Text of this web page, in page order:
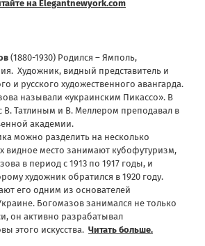
на Elegantnewyork.com
(1880-1930) Родился – Ямполь,
Художник, видный представитель и
и русского художественного авангарда.
называли «украинским Пикассо». В
В. Татлиным и В. Меллером преподавал в
академии.
можно разделить на несколько
видное место занимают кубофутуризм,
в период с 1913 по 1917 годы, и
художник обратился в 1920 году.
его одним из основателей
Богомазов занимался не только
он активно разрабатывал
этого искусства. Читать больше.